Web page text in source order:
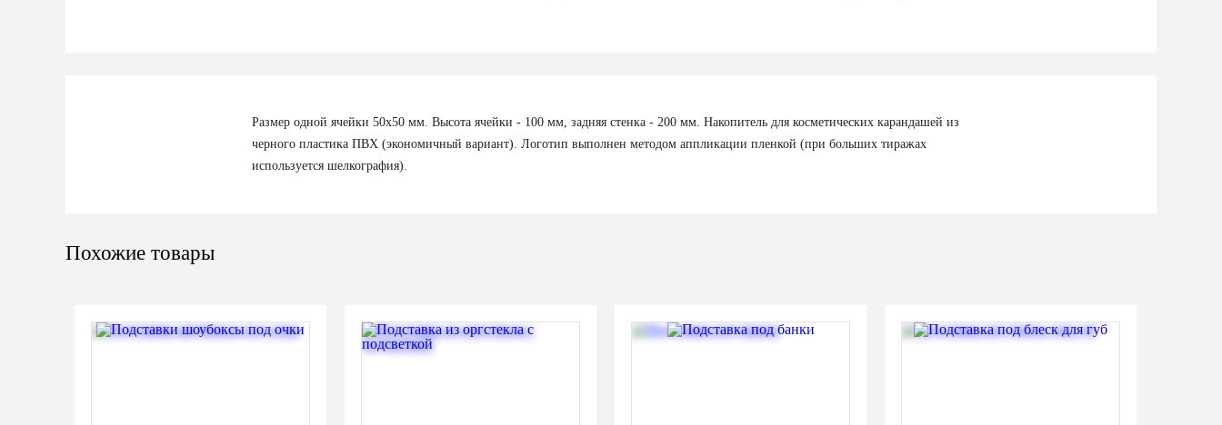
Размер одной ячейки 50х50 мм. Высота ячейки - 100 мм, задняя стенка - 200 мм. Накопитель для косметических карандашей из
черного пластика ПВХ (экономичный вариант). Логотип выполнен методом аппликации пленкой (при больших тиражах
используется шелкография).
Похожие товары